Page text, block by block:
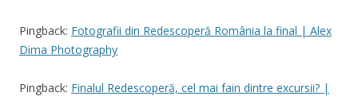
Pingback: Fotografii din Redescoperă România la final | Alex
Dima Photography
Pingback: Finalul Redescoperă, cel mai fain dintre excursii? |